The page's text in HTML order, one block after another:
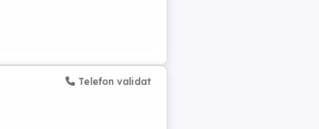
Telefon validat